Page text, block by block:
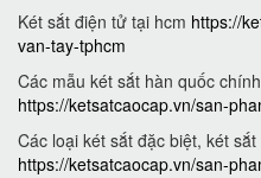
Két sắt điện tử tại hcm https://
van-tay-tphcm
Các mẫu két sắt hàn quốc
https://ketsatcaocap.vn/san-
Các loại két sắt đặc biệt, két
https://ketsatcaocap.vn/san-